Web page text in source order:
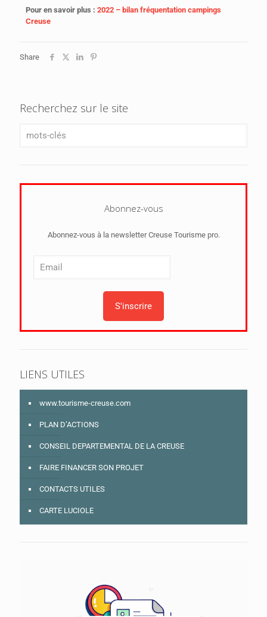
Pour en savoir plus : 2022 – bilan fréquentation campings
Creuse
Share
Recherchez sur le site
Abonnez-vous
Abonnez-vous à la newsletter Creuse Tourisme pro.
LIENS UTILES
www.tourisme-creuse.com
PLAN D’ACTIONS
CONSEIL DEPARTEMENTAL DE LA CREUSE
FAIRE FINANCER SON PROJET
CONTACTS UTILES
CARTE LUCIOLE